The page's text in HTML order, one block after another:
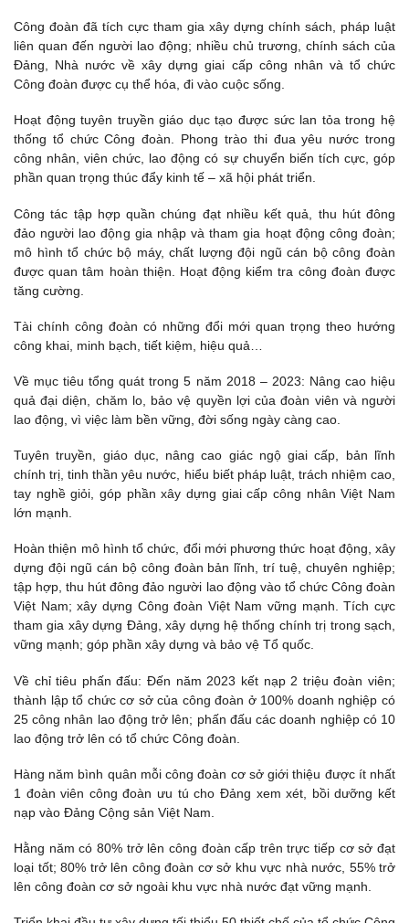
Công đoàn đã tích cực tham gia xây dựng chính sách, pháp luật
liên quan đến người lao động; nhiều chủ trương, chính sách của
Đảng, Nhà nước về xây dựng giai cấp công nhân và tổ chức
Công đoàn được cụ thể hóa, đi vào cuộc sống.
Hoạt động tuyên truyền giáo dục tạo được sức lan tỏa trong hệ
thống tổ chức Công đoàn. Phong trào thi đua yêu nước trong
công nhân, viên chức, lao động có sự chuyển biến tích cực, góp
phần quan trọng thúc đẩy kinh tế – xã hội phát triển.
Công tác tập hợp quần chúng đạt nhiều kết quả, thu hút đông
đảo người lao động gia nhập và tham gia hoạt động công đoàn;
mô hình tổ chức bộ máy, chất lượng đội ngũ cán bộ công đoàn
được quan tâm hoàn thiện. Hoạt động kiểm tra công đoàn được
tăng cường.
Tài chính công đoàn có những đổi mới quan trọng theo hướng
công khai, minh bạch, tiết kiệm, hiệu quả…
Về mục tiêu tổng quát trong 5 năm 2018 – 2023: Nâng cao hiệu
quả đại diện, chăm lo, bảo vệ quyền lợi của đoàn viên và người
lao động, vì việc làm bền vững, đời sống ngày càng cao.
Tuyên truyền, giáo dục, nâng cao giác ngộ giai cấp, bản lĩnh
chính trị, tinh thần yêu nước, hiểu biết pháp luật, trách nhiệm cao,
tay nghề giỏi, góp phần xây dựng giai cấp công nhân Việt Nam
lớn mạnh.
Hoàn thiện mô hình tổ chức, đổi mới phương thức hoạt động, xây
dựng đội ngũ cán bộ công đoàn bản lĩnh, trí tuệ, chuyên nghiệp;
tập hợp, thu hút đông đảo người lao động vào tổ chức Công đoàn
Việt Nam; xây dựng Công đoàn Việt Nam vững mạnh. Tích cực
tham gia xây dựng Đảng, xây dựng hệ thống chính trị trong sạch,
vững mạnh; góp phần xây dựng và bảo vệ Tổ quốc.
Về chỉ tiêu phấn đấu: Đến năm 2023 kết nạp 2 triệu đoàn viên;
thành lập tổ chức cơ sở của công đoàn ở 100% doanh nghiệp có
25 công nhân lao động trở lên; phấn đấu các doanh nghiệp có 10
lao động trở lên có tổ chức Công đoàn.
Hàng năm bình quân mỗi công đoàn cơ sở giới thiệu được ít nhất
1 đoàn viên công đoàn ưu tú cho Đảng xem xét, bồi dưỡng kết
nạp vào Đảng Cộng sản Việt Nam.
Hằng năm có 80% trở lên công đoàn cấp trên trực tiếp cơ sở đạt
loại tốt; 80% trở lên công đoàn cơ sở khu vực nhà nước, 55% trở
lên công đoàn cơ sở ngoài khu vực nhà nước đạt vững mạnh.